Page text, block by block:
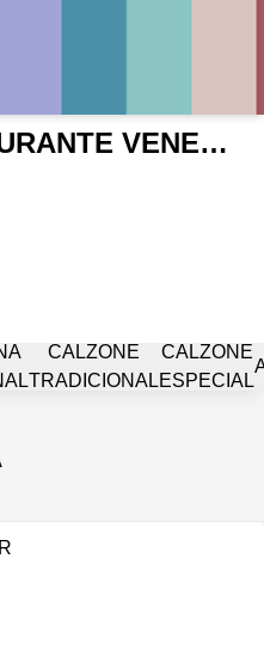
RESTAURANTE VENECIA
CALZONE
TRADICIONAL
CALZONE
ESPECIAL